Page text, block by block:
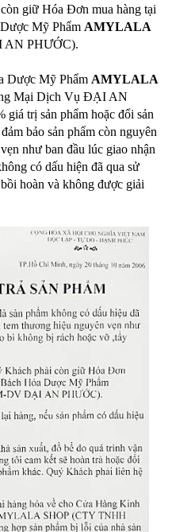
giữ Hóa Đơn mua hàng tại
Mỹ Phẩm AMYLALA
PHƯỚC).
Dược Mỹ Phẩm AMYLALA
Mại Dịch Vụ ĐẠI AN
trị sản phẩm hoặc đổi sản
bảo sản phẩm còn nguyên
như ban đầu lúc giao nhận
có dấu hiện đã qua sử
hoàn và không được giải